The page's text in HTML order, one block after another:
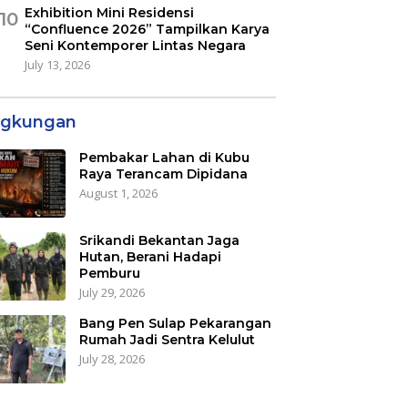
Exhibition Mini Residensi
“Confluence 2026” Tampilkan Karya
Seni Kontemporer Lintas Negara
July 13, 2026
Pembakar Lahan di Kubu
Raya Terancam Dipidana
August 1, 2026
Srikandi Bekantan Jaga
Hutan, Berani Hadapi
Pemburu
July 29, 2026
Bang Pen Sulap Pekarangan
Rumah Jadi Sentra Kelulut
July 28, 2026